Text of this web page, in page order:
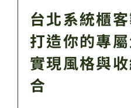
台北系統櫃
打造你的專
實現風格與
合